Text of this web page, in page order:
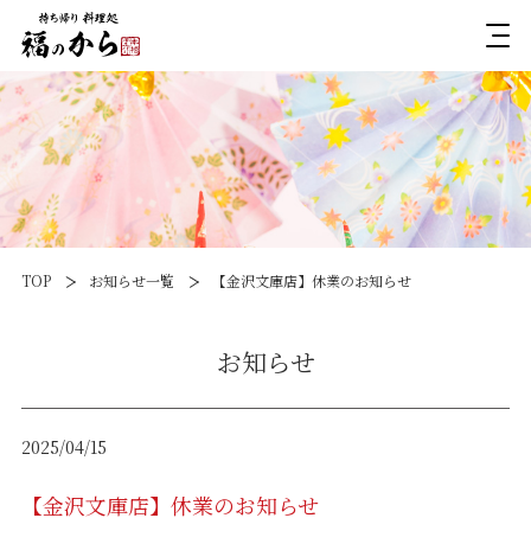
TOP お知らせ一覧 【金沢文庫店】休業のお知らせ
お知らせ
2025/04/15
【金沢文庫店】休業のお知らせ